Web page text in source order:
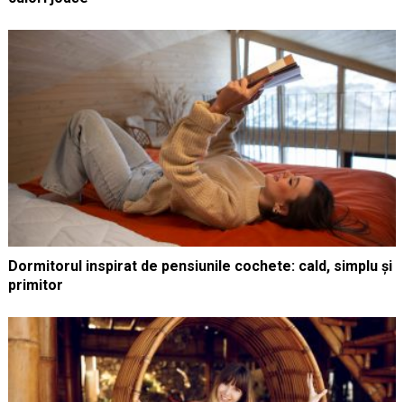
Dormitorul inspirat de pensiunile cochete: cald, simplu și
primitor